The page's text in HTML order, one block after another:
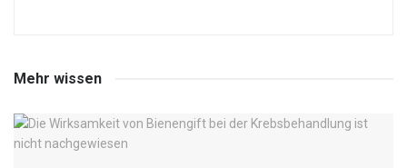
Mehr wissen